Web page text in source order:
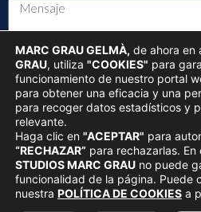
Acepto laPolítica de Privacidad
ENVIAR
Todos los derechos reservados ©
Márketing /
MARC GRAU GELMÀ, de ahora en
GRAU, utiliza "COOKIES" para
funcionamiento de nuestro portal
para obtener una eficacia y una
para recoger datos estadísticos y
relevante.
Haga clic en "ACEPTAR" para
“RECHAZAR” para rechazarlas.
STUDIOS MARC GRAU no puede
funcionalidad de la página. Puede
nuestra POLÍTICA DE COOKIES a